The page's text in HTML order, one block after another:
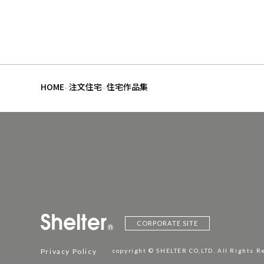
HOME 注文住宅 住宅作品集
CORPORATE SITE
Privacy Policy copyright © SHELTER CO,LTD. All Rights